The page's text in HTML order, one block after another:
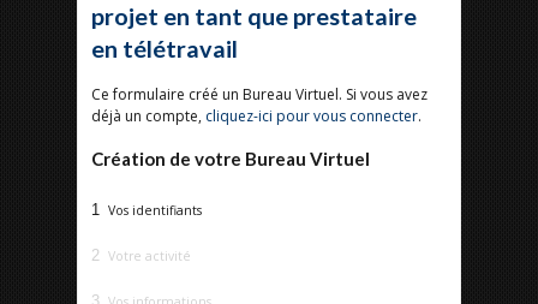
projet en tant que prestataire
en télétravail
Ce formulaire créé un Bureau Virtuel. Si vous avez
déjà un compte, cliquez-ici pour vous connecter.
Création de votre Bureau Virtuel
1 Vos identifiants
2 Votre activité